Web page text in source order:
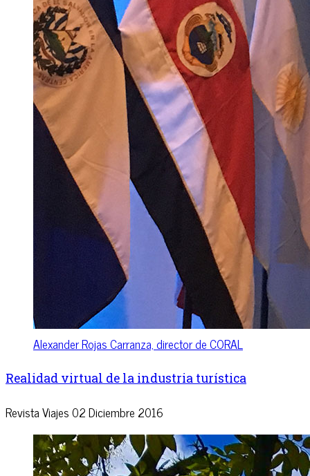
Alexander Rojas Carranza, director de CORAL
Realidad virtual de la industria turística
Revista Viajes02 Diciembre 2016